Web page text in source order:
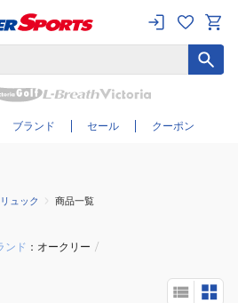
ブランド セール クーポン
さらに絞り込む
ュック 商品一覧
ンド オークリー /